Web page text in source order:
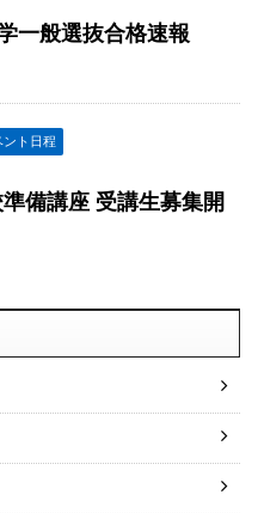
一般選抜合格速報
ト日程
備講座 受講生募集開